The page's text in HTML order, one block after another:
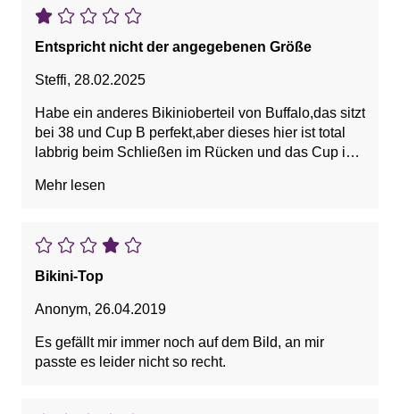
Entspricht nicht der angegebenen Größe
Steffi, 28.02.2025
Habe ein anderes Bikinioberteil von Buffalo,das sitzt
bei 38 und Cup B perfekt,aber dieses hier ist total
labbrig beim Schließen im Rücken und das Cup ist
wirkt bereits getragen. Vielleicht hatte ich einfach
Mehr lesen
Bikini-Top
Anonym, 26.04.2019
Es gefällt mir immer noch auf dem Bild, an mir
passte es leider nicht so recht.